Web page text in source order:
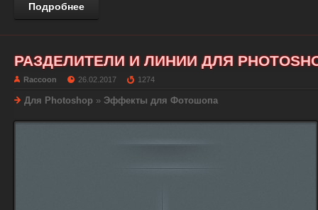
Подробнее
РАЗДЕЛИТЕЛИ И ЛИНИИ ДЛЯ
Raccoon 26.02.2017 1274
Для Photoshop » Эффекты для Фотошопа